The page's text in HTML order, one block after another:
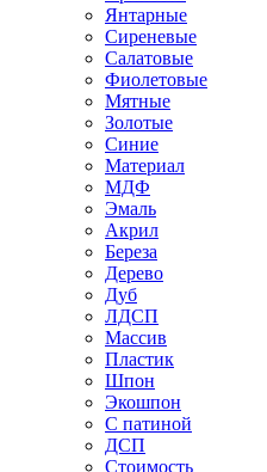
Янтарные
Сиреневые
Салатовые
Фиолетовые
Мятные
Золотые
Синие
Материал
МДФ
Эмаль
Акрил
Береза
Дерево
Дуб
ЛДСП
Массив
Пластик
Шпон
Экошпон
С патиной
ДСП
Стоимость